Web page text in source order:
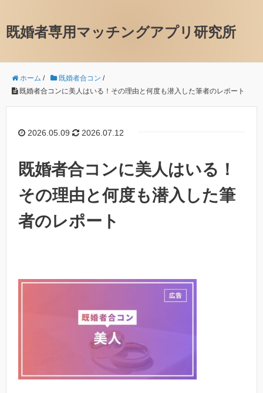
既婚者専用マッチングアプリ研究所
ホーム / 既婚者合コン /
既婚者合コンに美人はいる！その理由と何度も潜入した筆者のレポート
2026.05.09 2026.07.12
既婚者合コンに美人はいる！
その理由と何度も潜入した筆
者のレポート